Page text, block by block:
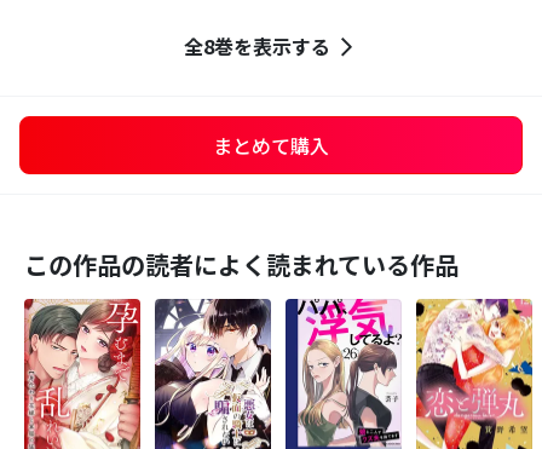
全8巻を表示する
まとめて購入
この作品の読者によく読まれている作品